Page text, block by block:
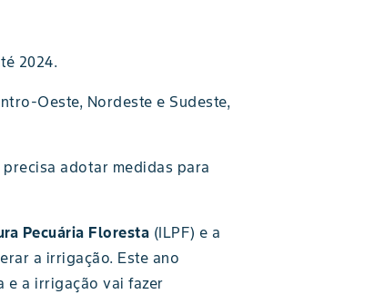
2024.
Oeste, Nordeste e Sudeste,
adotar medidas para
Pecuária Floresta (ILPF) e a
a irrigação. Este ano
e a irrigação vai fazer